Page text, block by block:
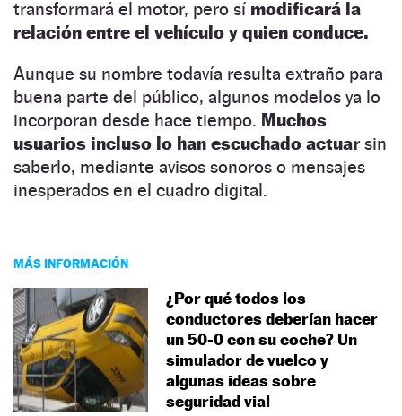
transformará el motor, pero sí modificará la
relación entre el vehículo y quien conduce.
Aunque su nombre todavía resulta extraño para
buena parte del público, algunos modelos ya lo
incorporan desde hace tiempo. Muchos
usuarios incluso lo han escuchado actuarsin
saberlo, mediante avisos sonoros o mensajes
inesperados en el cuadro digital.
MÁS INFORMACIÓN
¿Por qué todos los
conductores deberían hacer
un 50-0 con su coche? Un
simulador de vuelco y
algunas ideas sobre
seguridad vial